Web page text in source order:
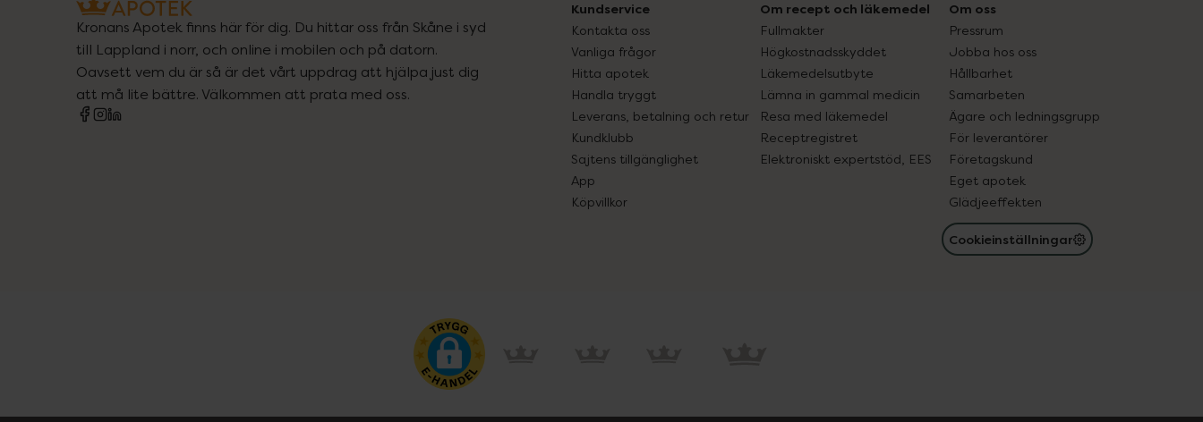
Kronans Apotek finns här för dig. Du hittar oss från Skåne i syd
till Lappland i norr, och online i mobilen och på datorn.
Oavsett vem du är så är det vårt uppdrag att hjälpa just dig
att må lite bättre. Välkommen att prata med oss.
Kundservice
Kontakta oss
Vanliga frågor
Hitta apotek
Handla tryggt
Leverans, betalning och retur
Kundklubb
Sajtens tillgänglighet
App
Köpvillkor
Om recept och läkemedel
Fullmakter
Högkostnadsskyddet
Läkemedelsutbyte
Lämna in gammal medicin
Resa med läkemedel
Receptregistret
Elektroniskt expertstöd, EES
Om oss
Pressrum
Jobba hos oss
Hållbarhet
Samarbeten
Ägare och ledningsgrupp
För leverantörer
Företagskund
Eget apotek
Glädjeeffekten
Cookieinställningar